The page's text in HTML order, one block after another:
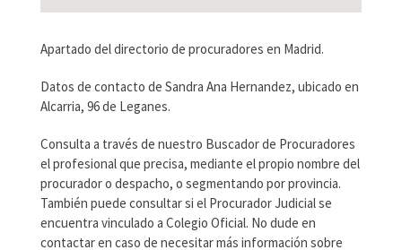
Apartado del directorio de procuradores en Madrid.
Datos de contacto de Sandra Ana Hernandez, ubicado en
Alcarria, 96 de Leganes.
Consulta a través de nuestro Buscador de Procuradores
el profesional que precisa, mediante el propio nombre del
procurador o despacho, o segmentando por provincia.
También puede consultar si el Procurador Judicial se
encuentra vinculado a Colegio Oficial. No dude en
contactar en caso de necesitar más información sobre